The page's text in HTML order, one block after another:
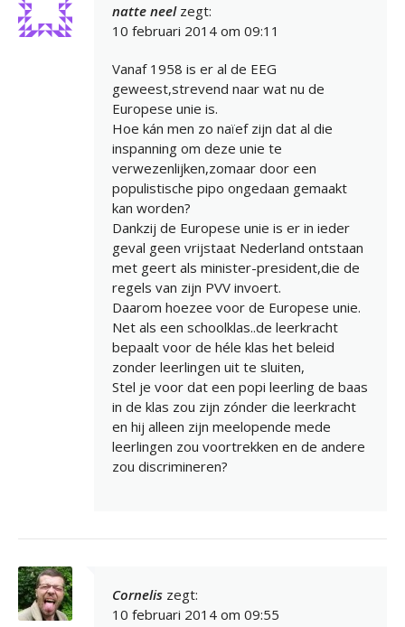
natte neel zegt:
10 februari 2014 om 09:11
Vanaf 1958 is er al de EEG
geweest,strevend naar wat nu de
Europese unie is.
Hoe kán men zo naïef zijn dat al die
inspanning om deze unie te
verwezenlijken,zomaar door een
populistische pipo ongedaan gemaakt
kan worden?
Dankzij de Europese unie is er in ieder
geval geen vrijstaat Nederland ontstaan
met geert als minister-president,die de
regels van zijn PVV invoert.
Daarom hoezee voor de Europese unie.
Net als een schoolklas..de leerkracht
bepaalt voor de héle klas het beleid
zonder leerlingen uit te sluiten,
Stel je voor dat een popi leerling de baas
in de klas zou zijn zónder die leerkracht
en hij alleen zijn meelopende mede
leerlingen zou voortrekken en de andere
zou discrimineren?
Cornelis zegt:
10 februari 2014 om 09:55